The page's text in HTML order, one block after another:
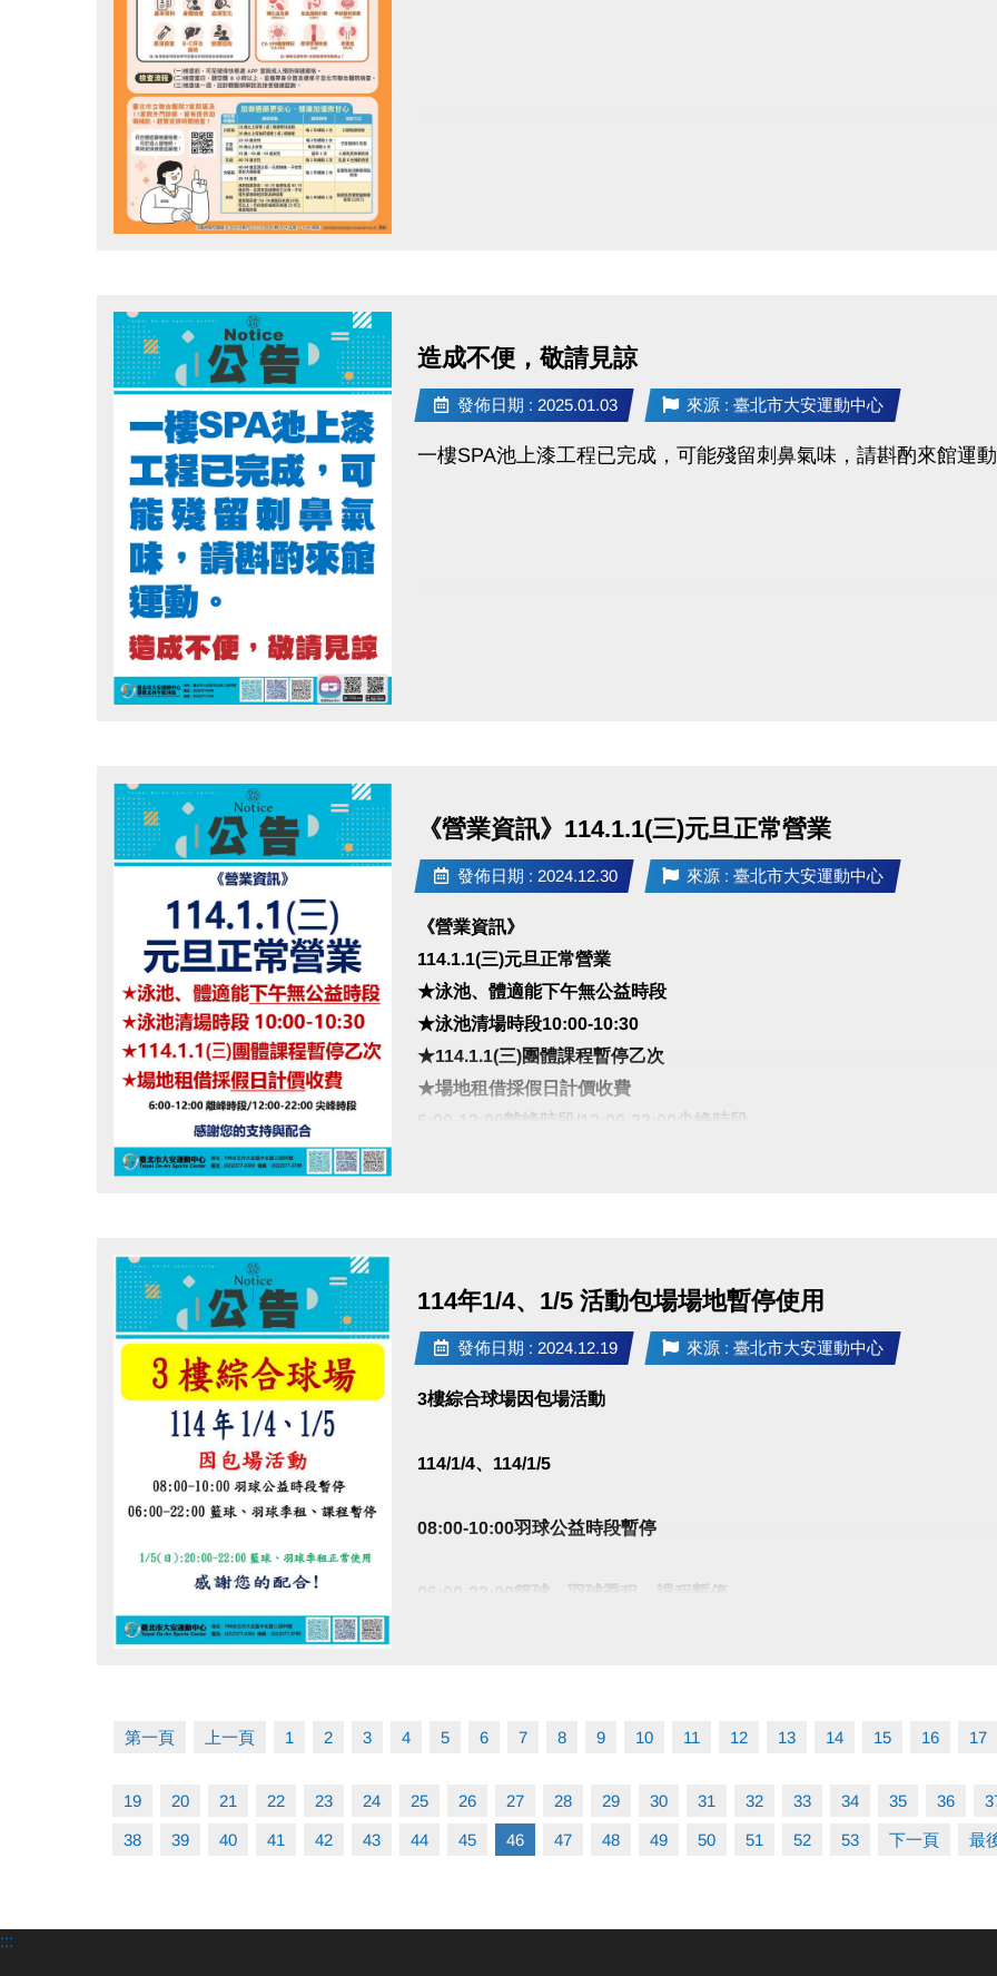
造成不便，敬請見諒
發佈日期 : 2025.01.03 來源 : 臺北市大安運動中心
一樓SPA池上漆工程已完成，可能殘留刺鼻氣味，請斟酌來館運
《營業資訊》114.1.1(三)元旦正常營業
發佈日期 : 2024.12.30 來源 : 臺北市大安運動中心
《營業資訊》
114.1.1(三)元旦正常營業
★泳池、體適能下午無公益時段
★泳池清場時段10:00-10:30
★114.1.1(三)團體課程暫停乙次
★場地租借採假日計價收費
6:00-12:00離峰時段/12:00-22:00尖峰時段
114年1/4、1/5 活動包場場地暫停使用
發佈日期 : 2024.12.19 來源 : 臺北市大安運動中心
3樓綜合球場因包場活動
114/1/4、114/1/5
08:00-10:00羽球公益時段暫停
06:00-22:00籃球、羽球季租、課程暫停
第一頁 上一頁 1 2 3 4 5 6 7 8 9 10 11 12 13 14 15 16 17
19 20 21 22 23 24 25 26 27 28 29 30 31 32 33 34 35 36
38 39 40 41 42 43 44 45 46 47 48 49 50 51 52 53 下一頁 最
:::